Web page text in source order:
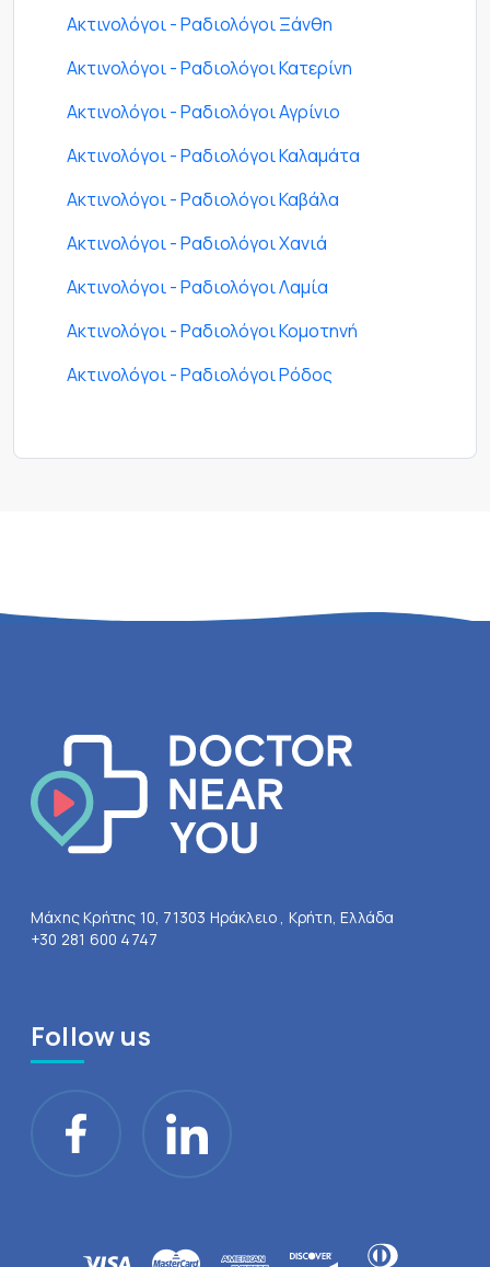
Ακτινολόγοι - Ραδιολόγοι Ξάνθη
Ακτινολόγοι - Ραδιολόγοι Κατερίνη
Ακτινολόγοι - Ραδιολόγοι Αγρίνιο
Ακτινολόγοι - Ραδιολόγοι Καλαμάτα
Ακτινολόγοι - Ραδιολόγοι Καβάλα
Ακτινολόγοι - Ραδιολόγοι Χανιά
Ακτινολόγοι - Ραδιολόγοι Λαμία
Ακτινολόγοι - Ραδιολόγοι Κομοτηνή
Ακτινολόγοι - Ραδιολόγοι Ρόδος
Μάχης Κρήτης 10, 71303 Ηράκλειο , Κρήτη, Ελλάδα
+30 281 600 4747
Follow us